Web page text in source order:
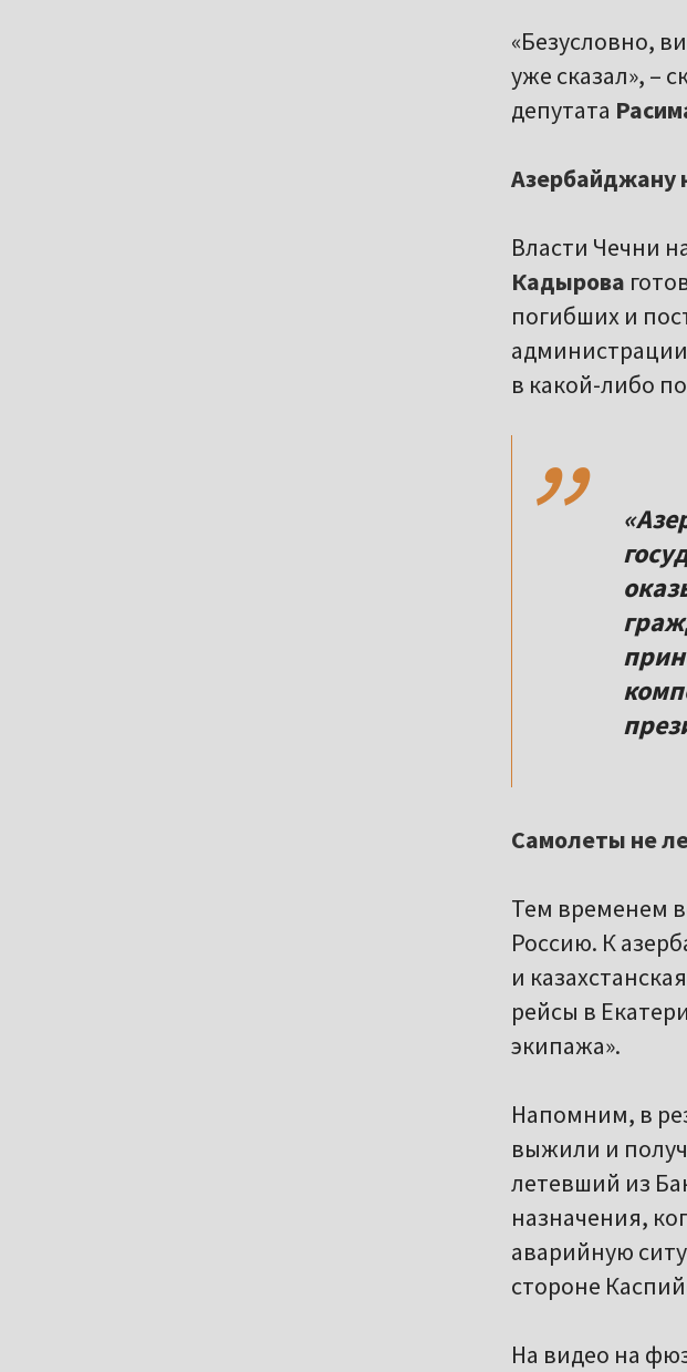
«Безусловно,
уже сказал», –
депутата
Азербайджану
Власти Чечни
Кадырова
погибших и
в какой-либо
,,
Самолеты не
Тем временем
Россию. К
и
рейсы в
экипажа».
Напомним, в
выжили и
летевший из
назначения,
аварийную
стороне
На видео на